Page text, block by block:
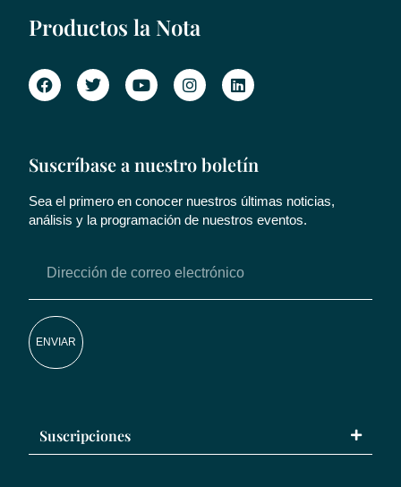
Productos la Nota
Suscríbase a nuestro boletín
Sea el primero en conocer nuestros últimas noticias,
análisis y la programación de nuestros eventos.
ENVIAR
Suscripciones